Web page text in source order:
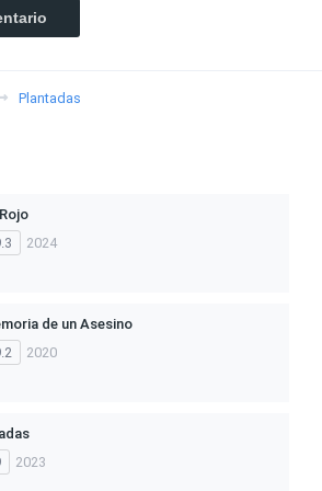
Plantadas
2024
de un Asesino
2020
2023